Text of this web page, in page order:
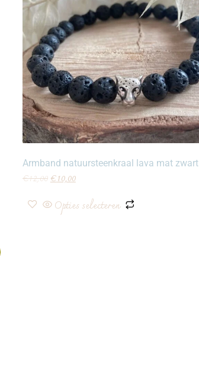
Armband natuursteenkraal lava mat zwart
€12,00€10,00
Opties selecteren